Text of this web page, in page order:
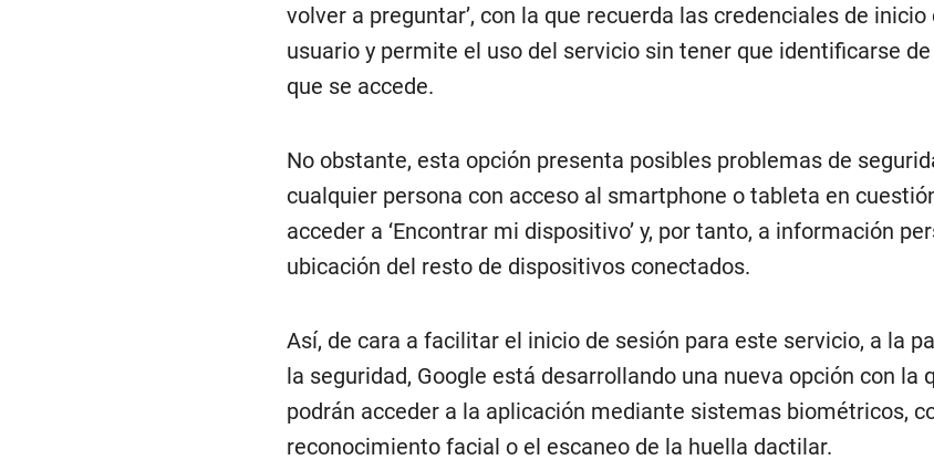
volver a preguntar’, con la que recuerda las credenciales de inicio
usuario y permite el uso del servicio sin tener que identificarse
que se accede.
No obstante, esta opción presenta posibles problemas de
cualquier persona con acceso al smartphone o tableta en
acceder a ‘Encontrar mi dispositivo’ y, por tanto, a información
ubicación del resto de dispositivos conectados.
Así, de cara a facilitar el inicio de sesión para este servicio, a la
la seguridad, Google está desarrollando una nueva opción con la
podrán acceder a la aplicación mediante sistemas biométricos,
reconocimiento facial o el escaneo de la huella dactilar.